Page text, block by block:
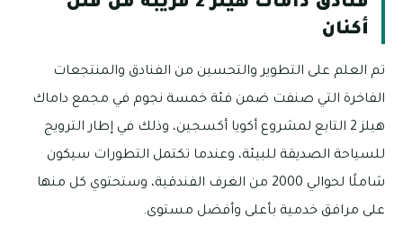
أكنان
تم العلم على التطوير والتحسين من الفنادق والمنتجعات
الفاخرة التي صنفت ضمن فئة خمسة نجوم في مجمع داماك
هيلز 2 التابع لمشروع أكويا أكسجين، وذلك في إطار الترويج
للسياحة الصديقة للبيئة، وعندما تكتمل التطورات سيكون
شاملًا لحوالي 2000 من الغرف الفندقية، وستحتوي كل منها
على مرافق خدمية بأعلى وأفضل مستوى.